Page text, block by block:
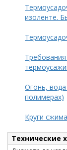
изоленте.
Огонь,
полимерах)
Круги
Технические